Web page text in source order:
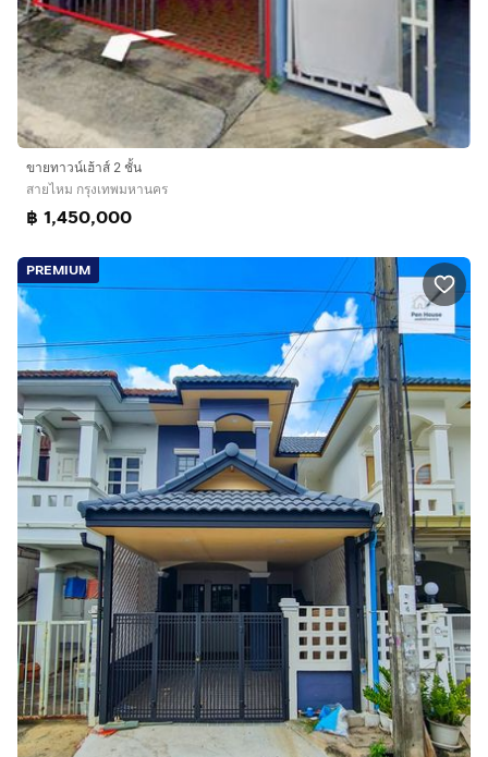
ขายทาวน์เฮ้าส์ 2 ชั้น
สายไหม กรุงเทพมหานคร
฿ 1,450,000
PREMIUM